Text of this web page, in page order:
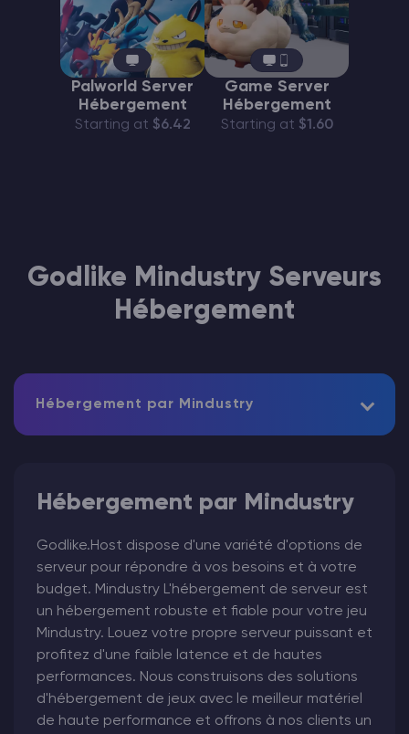
Palworld Server
Hébergement
Starting at $6.42
Game Server
Hébergement
Starting at $1.60
Godlike Mindustry Serveurs
Hébergement
Hébergement par Mindustry
Hébergement par Mindustry
Godlike.Host dispose d'une variété d'options de
serveur pour répondre à vos besoins et à votre
budget. Mindustry L'hébergement de serveur est
un hébergement robuste et fiable pour votre jeu
Mindustry. Louez votre propre serveur puissant et
profitez d'une faible latence et de hautes
performances. Nous construisons des solutions
d'hébergement de jeux avec le meilleur matériel
de haute performance et offrons à nos clients un